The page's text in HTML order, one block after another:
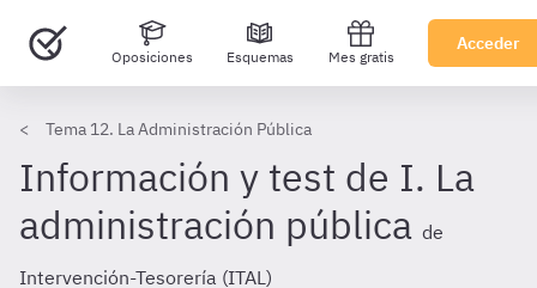
Oposiciones Esquemas Mes gratis
Acceder
Tema 12. La Administración Pública
Información y test de I. La
administración pública de
Intervención-Tesorería (ITAL)